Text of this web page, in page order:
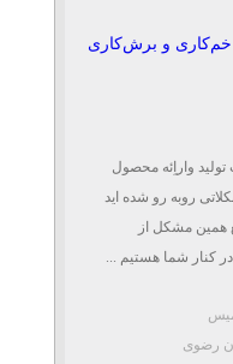
خم‌کاری و برش‌کاری
واراِئه محصول
روبه ‌رو شده اید
همین مشکل از
کنار شما هستیم ...
رضوی